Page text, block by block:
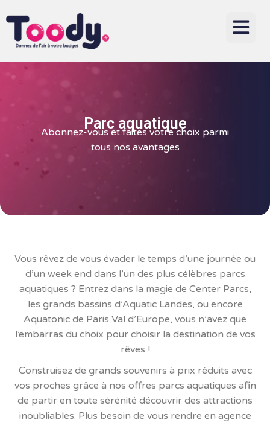
Parc aquatique
Abonnez-vous et faites votre choix parmi
tous nos avantages
Vous rêvez de vous évader le temps d’une journée ou
d’un week end dans l’un des plus célèbres parcs
aquatiques ? Entrez dans la magie de Center Parcs,
les grands bassins d’Aquatic Landes, ou encore
Aquatonic de Paris Val d’Europe, vous n’avez que
l’embarras du choix pour choisir la destination de vos
rêves !
Construisez de grands souvenirs à prix réduits avec
vos proches grâce à nos offres parcs aquatiques afin
de partir en toute sérénité découvrir des attractions
inoubliables. Plus besoin de vous rendre en agence